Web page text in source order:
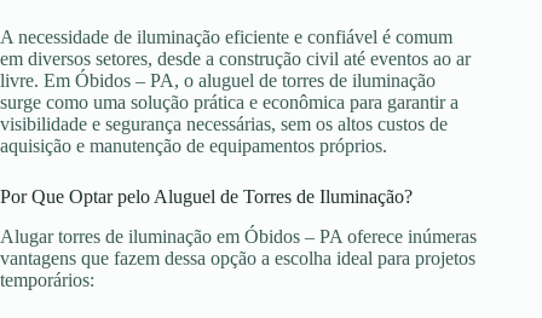
A necessidade de iluminação eficiente e confiável é comum
em diversos setores, desde a construção civil até eventos ao ar
livre. Em Óbidos – PA, o aluguel de torres de iluminação
surge como uma solução prática e econômica para garantir a
visibilidade e segurança necessárias, sem os altos custos de
aquisição e manutenção de equipamentos próprios.
Por Que Optar pelo Aluguel de Torres de Iluminação?
Alugar torres de iluminação em Óbidos – PA oferece inúmeras
vantagens que fazem dessa opção a escolha ideal para projetos
temporários: